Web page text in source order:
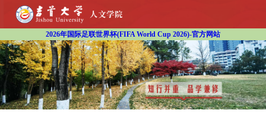
2026年国际足联世界杯(FIFA World Cup 2026)-官方网站